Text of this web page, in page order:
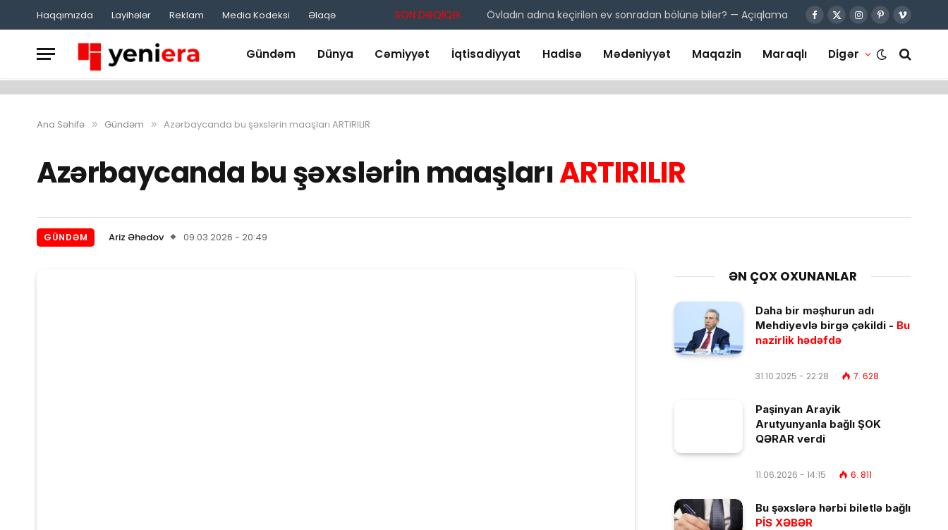
Haqqımızda Layihələr Reklam Media Kodeksi Əlaqə SON DƏQİQƏ: Övladın adına keçirilən ev sonradan bölünə bilər? — Açıqlama Facebook
X
Instagram
Pinterest
Vimeo
Gündəm Dünya Cəmiyyət İqtisadiyyat Hadisə Mədəniyyət Maqazin Maraqlı Digər
Ana Səhifə » Gündəm » Azərbaycanda bu şəxslərin maaşları ARTIRILIR
Azərbaycanda bu şəxslərin maaşlarıARTIRILIR
GÜNDƏM Ariz Əhədov 09.03.2026 - 20:49
ƏN ÇOX OXUNANLAR
Daha bir məşhurun adı
Mehdiyevlə birgə çəkildi - Bu
nazirlik hədəfdə
31.10.2025 - 22:28 7. 628
Paşinyan Arayik
Arutyunyanla bağlı ŞOK
QƏRAR verdi
11.06.2026 - 14:15 6. 811
Bu şəxslərə hərbi biletlə bağlı
PİS XƏBƏR